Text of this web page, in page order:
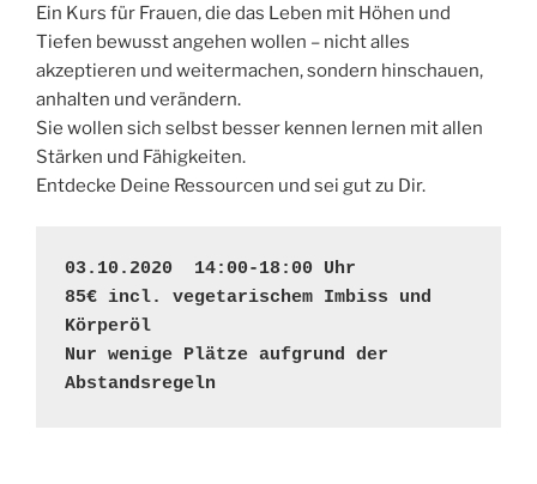
Ein Kurs für Frauen, die das Leben mit Höhen und
Tiefen bewusst angehen wollen – nicht alles
akzeptieren und weitermachen, sondern hinschauen,
anhalten und verändern.
Sie wollen sich selbst besser kennen lernen mit allen
Stärken und Fähigkeiten.
Entdecke Deine Ressourcen und sei gut zu Dir.
03.10.2020  14:00-18:00 Uhr
85€ incl. vegetarischem Imbiss und
Körperöl
Nur wenige Plätze aufgrund der
Abstandsregeln